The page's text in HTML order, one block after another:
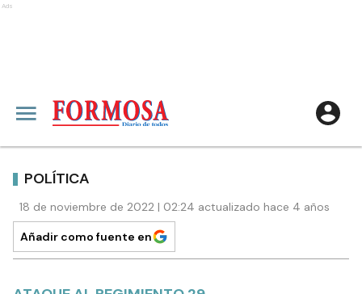
Ads
POLÍTICA
18 de noviembre de 2022 | 02:24 actualizado hace 4 años
Añadir como fuente en